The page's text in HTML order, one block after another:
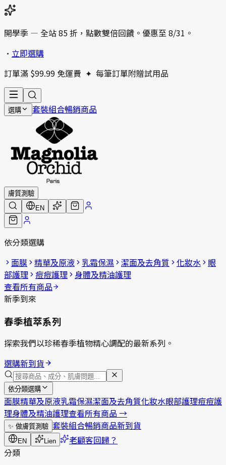
開學季 — 全站 85 折，點數雙倍回饋。優惠至 8/31。
• 立即選購
訂單滿 $99.99 免運費 ✦ 每筆訂單附贈試用品
選購 套裝組合暢銷商品
膚質測驗
EN
依分類選購
面膜 精華及原液 乳霜保濕 潔面及去角質 化妝水
眼
部護理 痘痘護理 身體及精油護理
查看所有商品
新季到來
春季植萃系列
探索我們以珍稀春季植物精心調配的最新系列。
選購新到貨
依分類選購
面膜精華及原液乳霜保濕潔面及去角質化妝水眼部護理痘痘護
理身體及精油護理查看所有商品 →
✨ 做膚質測驗 套裝組合暢銷商品新到貨
EN Lien
老顧客回歸？
分類